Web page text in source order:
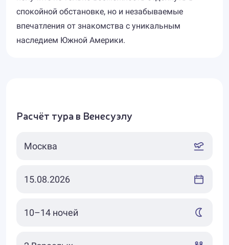
спокойной обстановке, но и незабываемые
впечатления от знакомства с уникальным
наследием Южной Америки.
Расчёт тура в Венесуэлу